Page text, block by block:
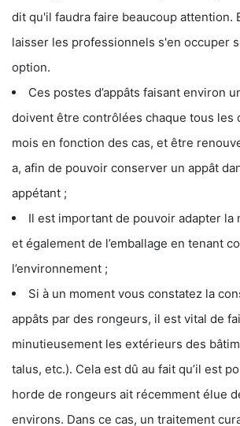
dit qu'il faudra faire beaucoup attention.
laisser les professionnels s'en occuper
option.
Ces postes d’appâts faisant environ
doivent être contrôlées chaque tous les
mois en fonction des cas, et être
a, afin de pouvoir conserver un appât
appétant ;
Il est important de pouvoir adapter la
et également de l’emballage en tenant
l’environnement ;
Si à un moment vous constatez la
appâts par des rongeurs, il est vital de
minutieusement les extérieurs des
talus, etc.). Cela est dû au fait qu’il est
horde de rongeurs ait récemment élue
environs. Dans ce cas, un traitement